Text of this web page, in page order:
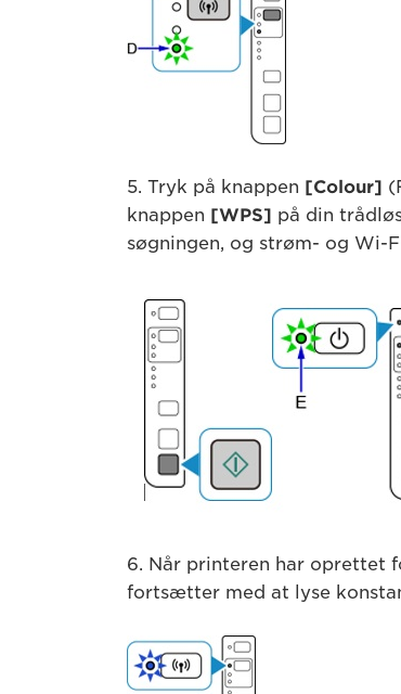
5. Tryk på knappen [Colour]
knappen [WPS] på din
søgningen, og strøm- og Wi-
6. Når printeren har oprettet
fortsætter med at lyse